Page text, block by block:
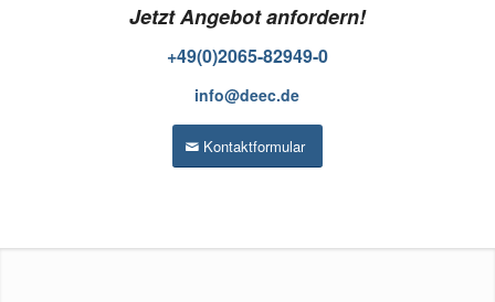
Jetzt Angebot anfordern!
+49(0)2065-82949-0
info@deec.de
Kontaktformular